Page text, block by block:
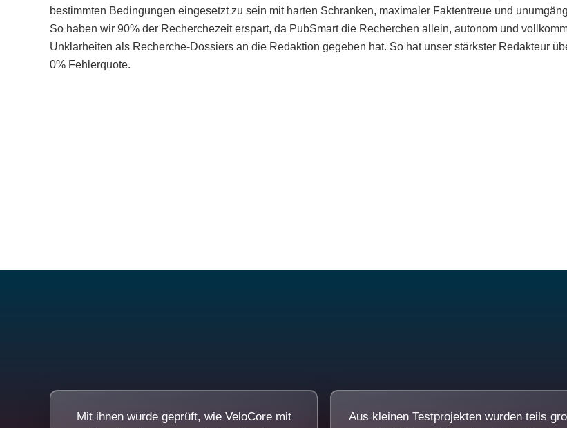
bestimmten Bedingungen eingesetzt zu sein mit harten Schranken, maximaler Faktentreue und
So haben wir 90% der Recherchezeit erspart, da PubSmart die Recherchen allein, autonom und
Unklarheiten als Recherche-Dossiers an die Redaktion gegeben hat. So hat unser stärkster Redakteur
0% Fehlerquote.
Mit ihnen wurde geprüft, wie VeloCore mit
Aus kleinen Testprojekten wurden teils